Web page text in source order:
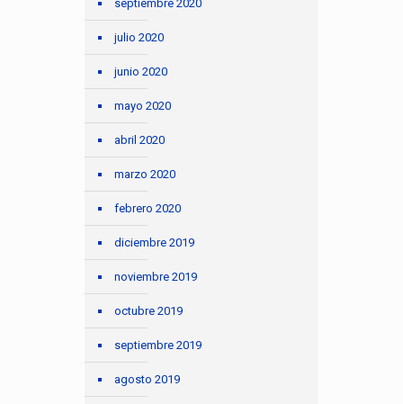
septiembre 2020
julio 2020
junio 2020
mayo 2020
abril 2020
marzo 2020
febrero 2020
diciembre 2019
noviembre 2019
octubre 2019
septiembre 2019
agosto 2019